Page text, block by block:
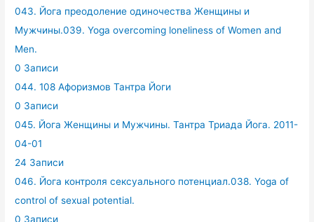
043. Йога преодоление одиночества Женщины и
Мужчины.039. Yoga overcoming loneliness of Women and
Men.
0 Записи
044. 108 Афоризмов Тантра Йоги
0 Записи
045. Йога Женщины и Мужчины. Тантра Триада Йога. 2011-
04-01
24 Записи
046. Йога контроля сексуального потенциал.038. Yoga of
control of sexual potential.
0 Записи